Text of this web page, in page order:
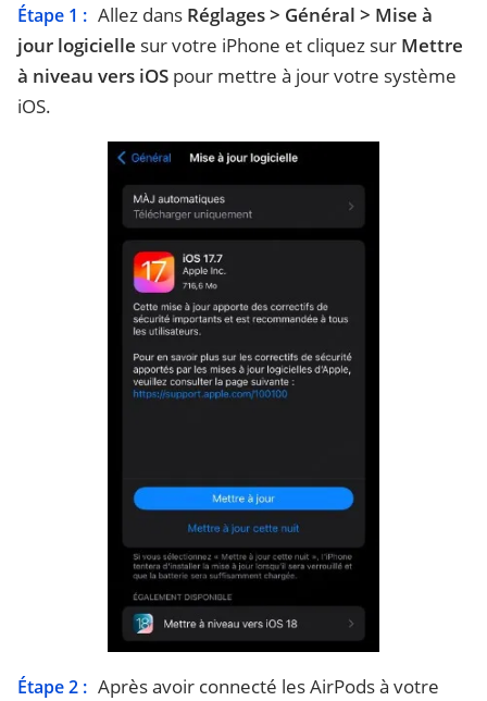
Étape 1 : Allez dans Réglages > Général > Mise à
jour logicielle sur votre iPhone et cliquez sur Mettre
à niveau vers iOS pour mettre à jour votre système
iOS.
Étape 2 : Après avoir connecté les AirPods à votre